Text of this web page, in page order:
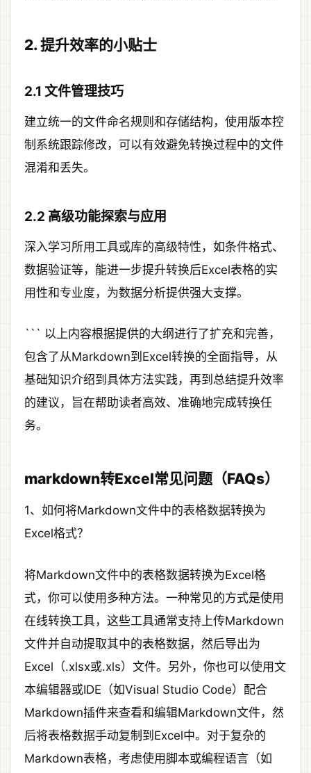
2. 提升效率的小贴士
2.1 文件管理技巧
建立统一的文件命名规则和存储结构，使用版本控
制系统跟踪修改，可以有效避免转换过程中的文件
混淆和丢失。
2.2 高级功能探索与应用
深入学习所用工具或库的高级特性，如条件格式、
数据验证等，能进一步提升转换后Excel表格的实
用性和专业度，为数据分析提供强大支撑。
``` 以上内容根据提供的大纲进行了扩充和完善，
包含了从Markdown到Excel转换的全面指导，从
基础知识介绍到具体方法实践，再到总结提升效率
的建议，旨在帮助读者高效、准确地完成转换任
务。
markdown转Excel常见问题（FAQs）
1、如何将Markdown文件中的表格数据转换为
Excel格式？
将Markdown文件中的表格数据转换为Excel格
式，你可以使用多种方法。一种常见的方式是使用
在线转换工具，这些工具通常支持上传Markdown
文件并自动提取其中的表格数据，然后导出为
Excel（.xlsx或.xls）文件。另外，你也可以使用文
本编辑器或IDE（如Visual Studio Code）配合
Markdown插件来查看和编辑Markdown文件，然
后将表格数据手动复制到Excel中。对于复杂的
Markdown表格，考虑使用脚本或编程语言（如